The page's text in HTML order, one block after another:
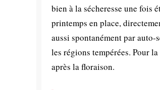
bien à la sécheresse une fois
printemps en place,
aussi spontanément par
les régions tempérées. Pour
après la floraison.